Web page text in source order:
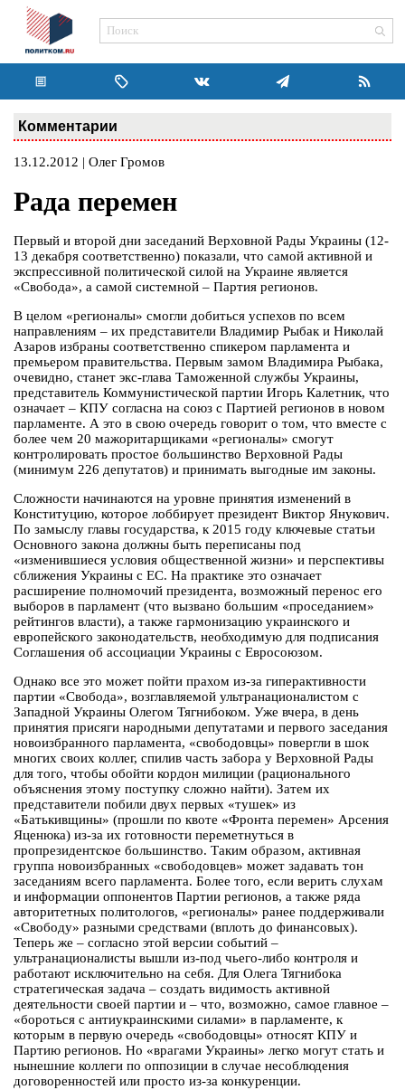
Комментарии
13.12.2012 | Олег Громов
Рада перемен
Первый и второй дни заседаний Верховной Рады Украины (12-
13 декабря соответственно) показали, что самой активной и
экспрессивной политической силой на Украине является
«Свобода», а самой системной – Партия регионов.
В целом «регионалы» смогли добиться успехов по всем
направлениям – их представители Владимир Рыбак и Николай
Азаров избраны соответственно спикером парламента и
премьером правительства. Первым замом Владимира Рыбака,
очевидно, станет экс-глава Таможенной службы Украины,
представитель Коммунистической партии Игорь Калетник, что
означает – КПУ согласна на союз с Партией регионов в новом
парламенте. А это в свою очередь говорит о том, что вместе с
более чем 20 мажоритарщиками «регионалы» смогут
контролировать простое большинство Верховной Рады
(минимум 226 депутатов) и принимать выгодные им законы.
Сложности начинаются на уровне принятия изменений в
Конституцию, которое лоббирует президент Виктор Янукович.
По замыслу главы государства, к 2015 году ключевые статьи
Основного закона должны быть переписаны под
«изменившиеся условия общественной жизни» и перспективы
сближения Украины с ЕС. На практике это означает
расширение полномочий президента, возможный перенос его
выборов в парламент (что вызвано большим «проседанием»
рейтингов власти), а также гармонизацию украинского и
европейского законодательств, необходимую для подписания
Соглашения об ассоциации Украины с Евросоюзом.
Однако все это может пойти прахом из-за гиперактивности
партии «Свобода», возглавляемой ультранационалистом с
Западной Украины Олегом Тягнибоком. Уже вчера, в день
принятия присяги народными депутатами и первого заседания
новоизбранного парламента, «свободовцы» повергли в шок
многих своих коллег, спилив часть забора у Верховной Рады
для того, чтобы обойти кордон милиции (рационального
объяснения этому поступку сложно найти). Затем их
представители побили двух первых «тушек» из
«Батькивщины» (прошли по квоте «Фронта перемен» Арсения
Яценюка) из-за их готовности переметнуться в
пропрезидентское большинство. Таким образом, активная
группа новоизбранных «свободовцев» может задавать тон
заседаниям всего парламента. Более того, если верить слухам
и информации оппонентов Партии регионов, а также ряда
авторитетных политологов, «регионалы» ранее поддерживали
«Свободу» разными средствами (вплоть до финансовых).
Теперь же – согласно этой версии событий –
ультранационалисты вышли из-под чьего-либо контроля и
работают исключительно на себя. Для Олега Тягнибока
стратегическая задача – создать видимость активной
деятельности своей партии и – что, возможно, самое главное –
«бороться с антиукраинскими силами» в парламенте, к
которым в первую очередь «свободовцы» относят КПУ и
Партию регионов. Но «врагами Украины» легко могут стать и
нынешние коллеги по оппозиции в случае несоблюдения
договоренностей или просто из-за конкуренции.